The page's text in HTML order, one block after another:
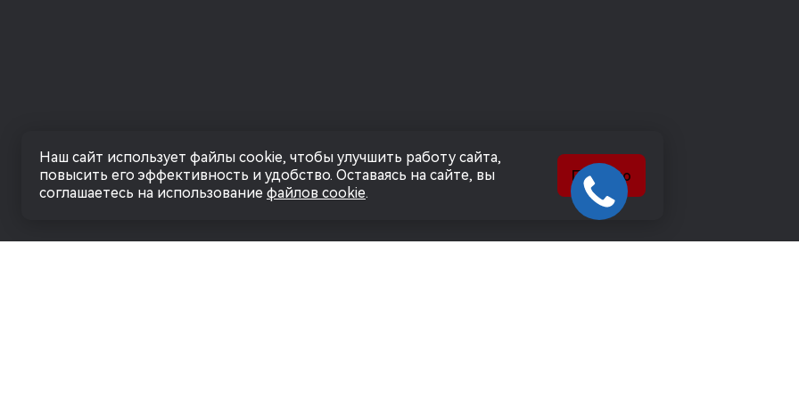
Наш сайт использует файлы cookie, чтобы улучшить работу сайта,
повысить его эффективность и удобство. Оставаясь на сайте, вы
соглашаетесь на использование файлов cookie.
Понятно